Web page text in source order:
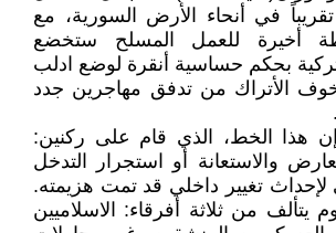
في أنحاء الأرض السورية، مع
أخيرة للعمل المسلح ستخضع
بحكم حساسية أنقرة لوضع ادلب
الأتراك من تدفق مهاجرين جدد
هذا الخط، الذي قام على ركنين:
والاستعانة أو استجرار التدخل
تغيير داخلي قد تمت هزيمته.
يتألف من ثلاثة أفرقاء: الاسلاميين